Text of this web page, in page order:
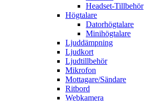
Headset-Tillbehör
Högtalare
Datorhögtalare
Minihögtalare
Ljuddämpning
Ljudkort
Ljudtillbehör
Mikrofon
Mottagare/Sändare
Ritbord
Webkamera